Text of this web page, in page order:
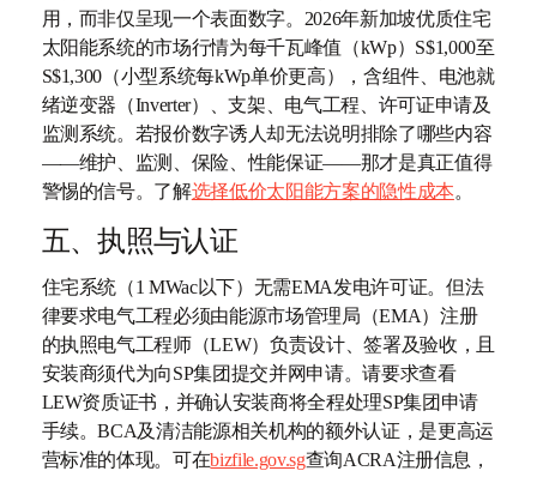
用，而非仅呈现一个表面数字。2026年新加坡优质住宅
太阳能系统的市场行情为每千瓦峰值（kWp）S$1,000至
S$1,300（小型系统每kWp单价更高），含组件、电池就
绪逆变器（Inverter）、支架、电气工程、许可证申请及
监测系统。若报价数字诱人却无法说明排除了哪些内容
——维护、监测、保险、性能保证——那才是真正值得
警惕的信号。了解选择低价太阳能方案的隐性成本。
五、执照与认证
住宅系统（1 MWac以下）无需EMA发电许可证。但法
律要求电气工程必须由能源市场管理局（EMA）注册
的执照电气工程师（LEW）负责设计、签署及验收，且
安装商须代为向SP集团提交并网申请。请要求查看
LEW资质证书，并确认安装商将全程处理SP集团申请
手续。BCA及清洁能源相关机构的额外认证，是更高运
营标准的体现。可在bizfile.gov.sg查询ACRA注册信息，